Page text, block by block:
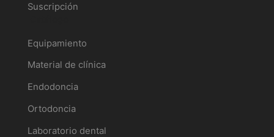
Suscripción
Equipamiento
Material de clínica
Endodoncia
Ortodoncia
Laboratorio dental